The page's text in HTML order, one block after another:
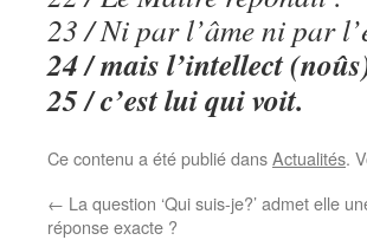
23 / Ni par l’âme ni par
24 / mais l’intellect
25 / c’est lui qui voit.
Ce contenu a été publié dansActualités.
← La question ‘Qui suis-je?’ admet elle
réponse exacte ?